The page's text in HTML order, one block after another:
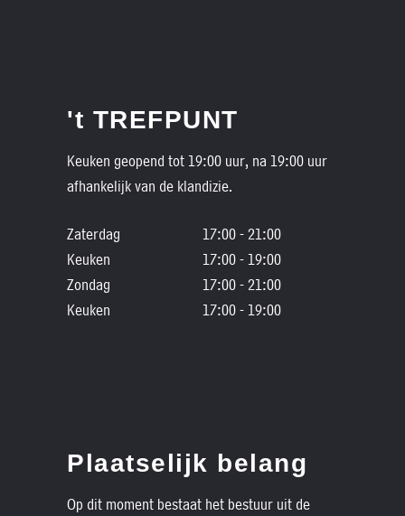
't TREFPUNT
Keuken geopend tot 19:00 uur, na 19:00 uur
afhankelijk van de klandizie.
Zaterdag
17:00 - 21:00
Keuken
17:00 - 19:00
Zondag
17:00 - 21:00
Keuken
17:00 - 19:00
Plaatselijk belang
Op dit moment bestaat het bestuur uit de